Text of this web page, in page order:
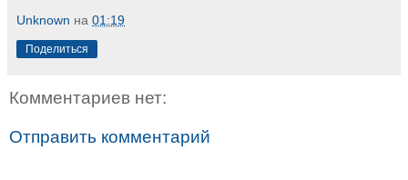
Unknown на 01:19
Поделиться
Комментариев нет:
Отправить комментарий